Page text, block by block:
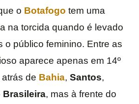
o Botafogo tem uma
na torcida quando é levado
o público feminino. Entre as
aparece apenas em 14º
atrás de Bahia, Santos,
Brasileira, mas à frente do